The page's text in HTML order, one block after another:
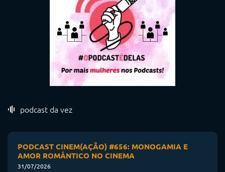
podcast da vez
PODCAST CINEM(AÇÃO) #656: MONOGAMIA E
AMOR ROMÂNTICO NO CINEMA
31/07/2026